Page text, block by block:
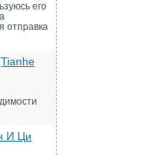
его
отправка
И Ци